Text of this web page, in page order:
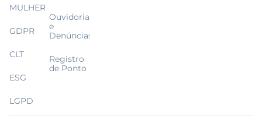
MULHER
GDPR
CLT
ESG
LGPD
Ouvidoria
e
Denúncias
Registro
de Ponto